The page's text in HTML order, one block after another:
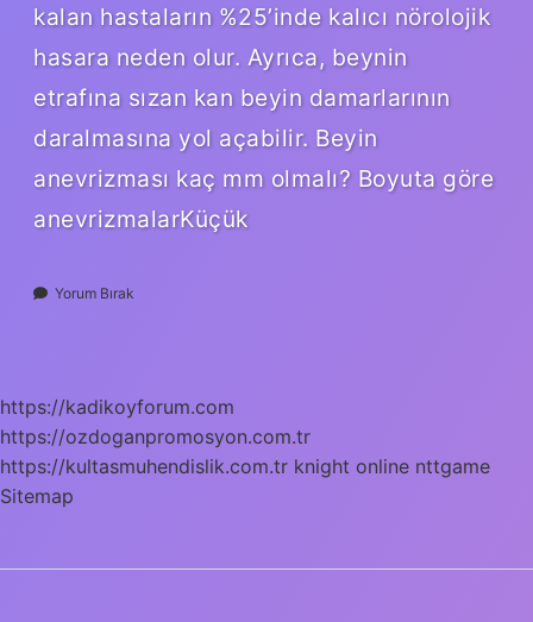
kalan hastaların %25’inde kalıcı nörolojik
hasara neden olur. Ayrıca, beynin
etrafına sızan kan beyin damarlarının
daralmasına yol açabilir. Beyin
anevrizması kaç mm olmalı? Boyuta göre
anevrizmalarKüçük
Yorum Bırak
https://kadikoyforum.com
https://ozdoganpromosyon.com.tr
https://kultasmuhendislik.com.tr knight online nttgame
Sitemap